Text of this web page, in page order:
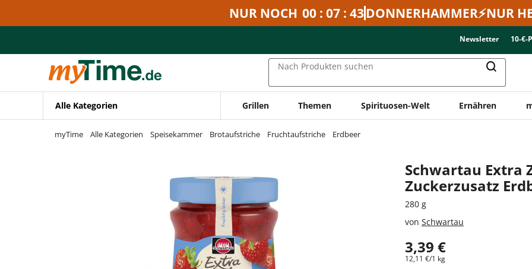
Zur Navigation springen
NUR NOCH 00 : 07 : 43DONNERHAMMER⚡NUR
Newsletter 10-€-
Nach Produkten suchen
Alle Kategorien Grillen Themen Spirituosen-Welt Ernähren
myTime Alle Kategorien Speisekammer Brotaufstriche Fruchtaufstriche Erdbeer
Schwartau Extra
Zuckerzusatz
280 g
von Schwartau
3,39 €
12,11 €/1 kg